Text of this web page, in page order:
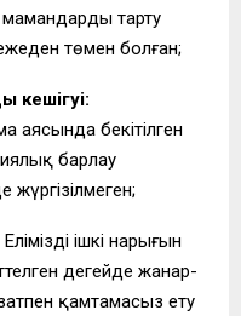
мамандарды тарту
төмен болған;
кешігуі:
аясында бекітілген
барлау
Еліміздің ішкі нарығын
деңгейде жанар-
қамтамасыз ету